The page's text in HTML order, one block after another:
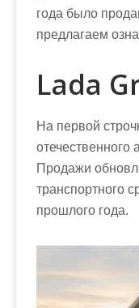
года было
предлагаем
Lada
На первой
отечественного
Продажи
транспортного
прошлого года.